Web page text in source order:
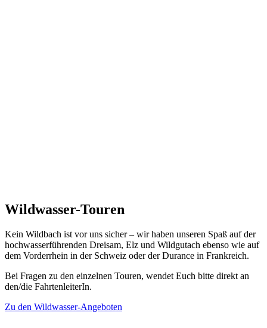
Wildwasser-Touren
Kein Wildbach ist vor uns sicher – wir haben unseren Spaß auf der
hochwasserführenden Dreisam, Elz und Wildgutach ebenso wie auf
dem Vorderrhein in der Schweiz oder der Durance in Frankreich.
Bei Fragen zu den einzelnen Touren, wendet Euch bitte direkt an
den/die FahrtenleiterIn.
Zu den Wildwasser-Angeboten